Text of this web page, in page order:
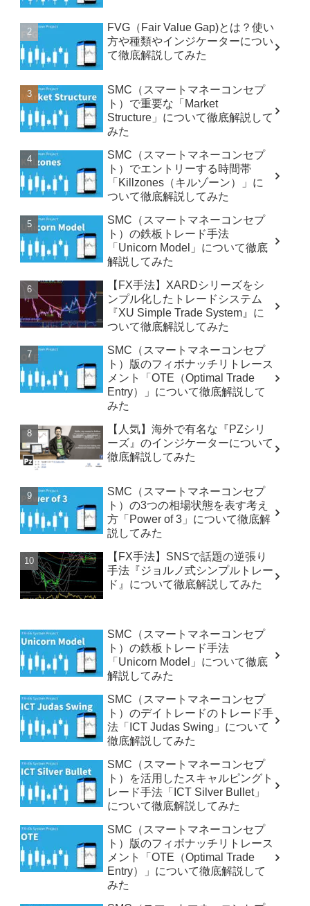
FVG（Fair Value Gap)とは？使い
方や種類やインジケーターについ
て徹底解説してみた
SMC（スマートマネーコンセプ
ト）で重要な「Market
Structure」について徹底解説して
みた
SMC（スマートマネーコンセプ
ト）でエントリーする時間帯
「Killzones（キルゾーン）」に
ついて徹底解説してみた
SMC（スマートマネーコンセプ
ト）の鉄板トレード手法
「Unicorn Model」について徹底
解説してみた
【FX手法】XARDシリーズをシ
ンプル化したトレードシステム
『XU Simple Trade System』に
ついて徹底解説してみた
SMC（スマートマネーコンセプ
ト）版のフィボナッチリトレース
メント「OTE（Optimal Trade
Entry）」について徹底解説して
みた
【人気】海外で有名な『PZシリ
ーズ』のインジケーターについて
徹底解説してみた
SMC（スマートマネーコンセプ
ト）の3つの相場状態を表す考え
方「Power of 3」について徹底解
説してみた
【FX手法】SNSで話題の逆張り
手法『ジョルノ式シンプルトレー
ド』について徹底解説してみた
SMC（スマートマネーコンセプ
ト）の鉄板トレード手法
「Unicorn Model」について徹底
解説してみた
SMC（スマートマネーコンセプ
ト）のデイトレードのトレード手
法「ICT Judas Swing」について
徹底解説してみた
SMC（スマートマネーコンセプ
ト）を活用したスキャルピングト
レード手法「ICT Silver Bullet」
について徹底解説してみた
SMC（スマートマネーコンセプ
ト）版のフィボナッチリトレース
メント「OTE（Optimal Trade
Entry）」について徹底解説して
みた